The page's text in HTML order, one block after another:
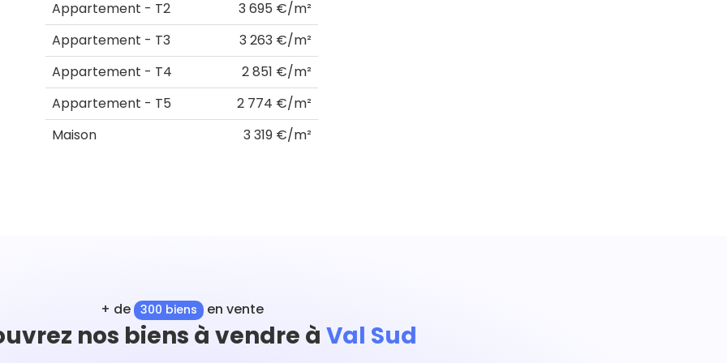
Appartement - T2
3 695 €/m²
Appartement - T3
3 263 €/m²
Appartement - T4
2 851 €/m²
Appartement - T5
2 774 €/m²
Maison
3 319 €/m²
+ de 300 biens en vente
nos biens à vendre à Val Sud